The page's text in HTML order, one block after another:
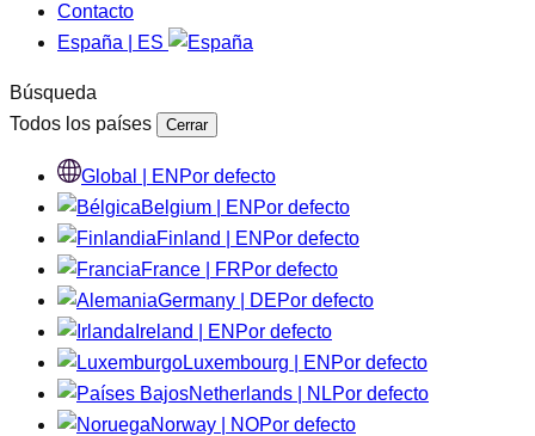
Contacto
España | ES
Búsqueda
Todos los países
Cerrar
Global | EN Por defecto
Belgium | EN Por defecto
Finland | EN Por defecto
France | FRPor defecto
Germany | DEPor defecto
Ireland | EN Por defecto
Luxembourg | EN Por defecto
Netherlands | NLPor defecto
Norway | NOPor defecto